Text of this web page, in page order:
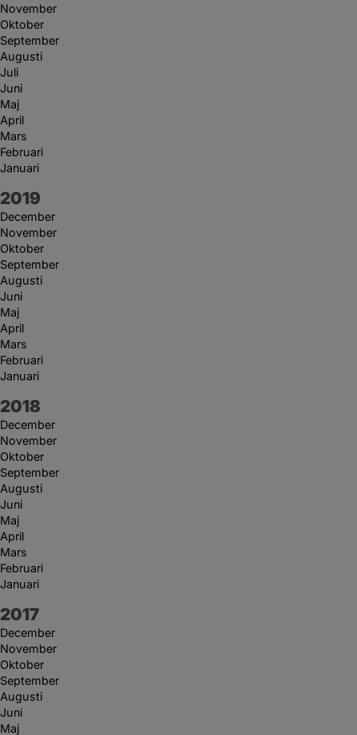
November
Oktober
September
Augusti
Juli
Juni
Maj
April
Mars
Februari
Januari
År:
2019
December
November
Oktober
September
Augusti
Juni
Maj
April
Mars
Februari
Januari
År:
2018
December
November
Oktober
September
Augusti
Juni
Maj
April
Mars
Februari
Januari
År:
2017
December
November
Oktober
September
Augusti
Juni
Maj